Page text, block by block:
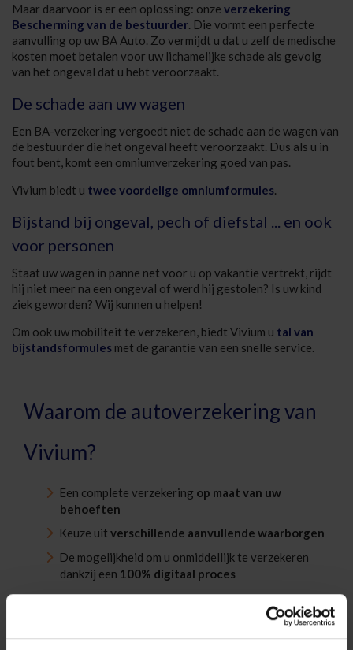
Maar daarvoor is er een oplossing: onze verzekering
Bescherming van de bestuurder. Die vormt een perfecte
aanvulling op uw BA Auto. Zo vermijdt u dat u zelf de medische
kosten moet betalen voor uw lichamelijke schade als gevolg
van het ongeval dat u hebt veroorzaakt.
De schade aan uw wagen
Een BA-verzekering vergoedt niet de schade aan de wagen van
de bestuurder die het ongeval heeft veroorzaakt. Dus als u in
fout bent, komt een omniumverzekering goed van pas.
Vivium biedt u twee voordelige omniumformules.
Bijstand bij ongeval, pech of diefstal ... en ook
voor personen
Staat uw wagen in panne net voor u op vakantie vertrekt, rijdt
hij niet meer na een ongeval of werd hij gestolen? Is uw kind
ziek geworden? Wij kunnen u helpen!
Om ook uw mobiliteit te verzekeren, biedt Vivium u tal van
bijstandsformules met de garantie van een snelle service.
Waarom de autoverzekering van
Vivium?
Een complete verzekering op maat van uw
behoeften
Keuze uit verschillende aanvullende waarborgen
De mogelijkheid om u onmiddellijk te verzekeren
dankzij een 100% digitaal proces